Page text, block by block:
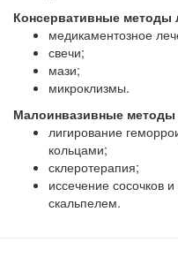
Консервативные методы
медикаментозное
свечи;
мази;
микроклизмы.
Малоинвазивные методы
лигирование
кольцами;
склеротерапия;
иссечение сосочков
скальпелем.